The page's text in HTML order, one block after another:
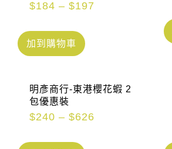
$184 –$197
加到購物車
明彥商行-東港櫻花蝦 2
包優惠裝
$240 –$626